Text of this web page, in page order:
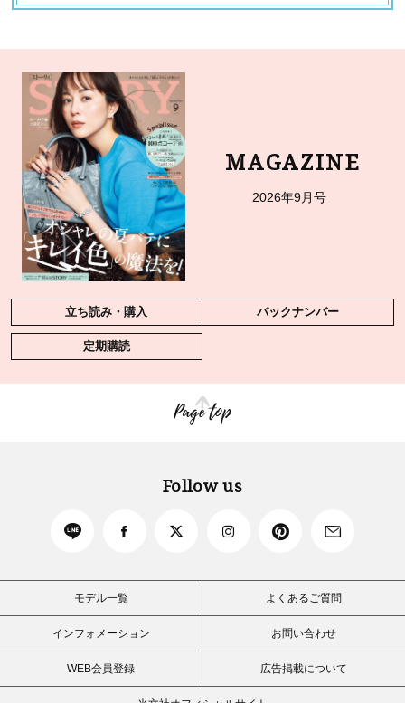
MAGAZINE
2026年9月号
立ち読み・購入 バックナンバー
定期購読
Page top
Follow us
モデル一覧 よくあるご質問
インフォメーション お問い合わせ
WEB会員登録 広告掲載について